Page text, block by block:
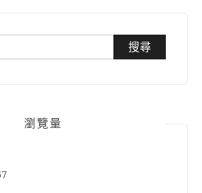
瀏覽量